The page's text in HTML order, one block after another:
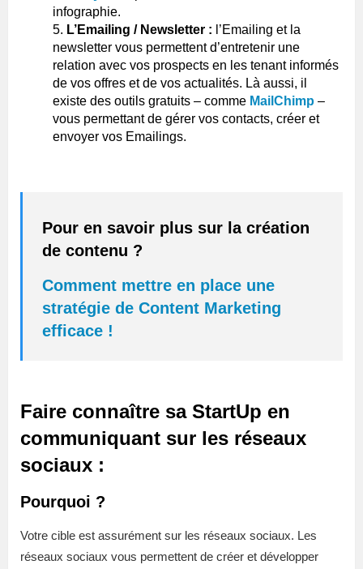
infographie.
L’Emailing / Newsletter : l’Emailing et la
newsletter vous permettent d’entretenir une
relation avec vos prospects en les tenant informés
de vos offres et de vos actualités. Là aussi, il
existe des outils gratuits – comme MailChimp –
vous permettant de gérer vos contacts, créer et
envoyer vos Emailings.
Pour en savoir plus sur la création
de contenu ?
Comment mettre en place une
stratégie de Content Marketing
efficace !
Faire connaître sa StartUp en
communiquant sur les réseaux
sociaux :
Pourquoi ?
Votre cible est assurément sur les réseaux sociaux. Les
réseaux sociaux vous permettent de créer et développer